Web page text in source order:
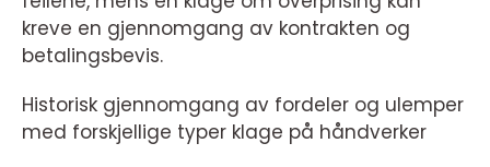
kreve en gjennomgang av kontrakten og
betalingsbevis.
Historisk gjennomgang av fordeler og ulemper
med forskjellige typer klage på håndverker